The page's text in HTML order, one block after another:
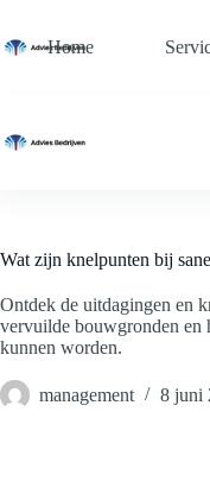
de
Home
Wat zijn knelpunten bij
Ontdek de uitdagingen en
vervuilde bouwgronden en
kunnen worden.
management 8 juni